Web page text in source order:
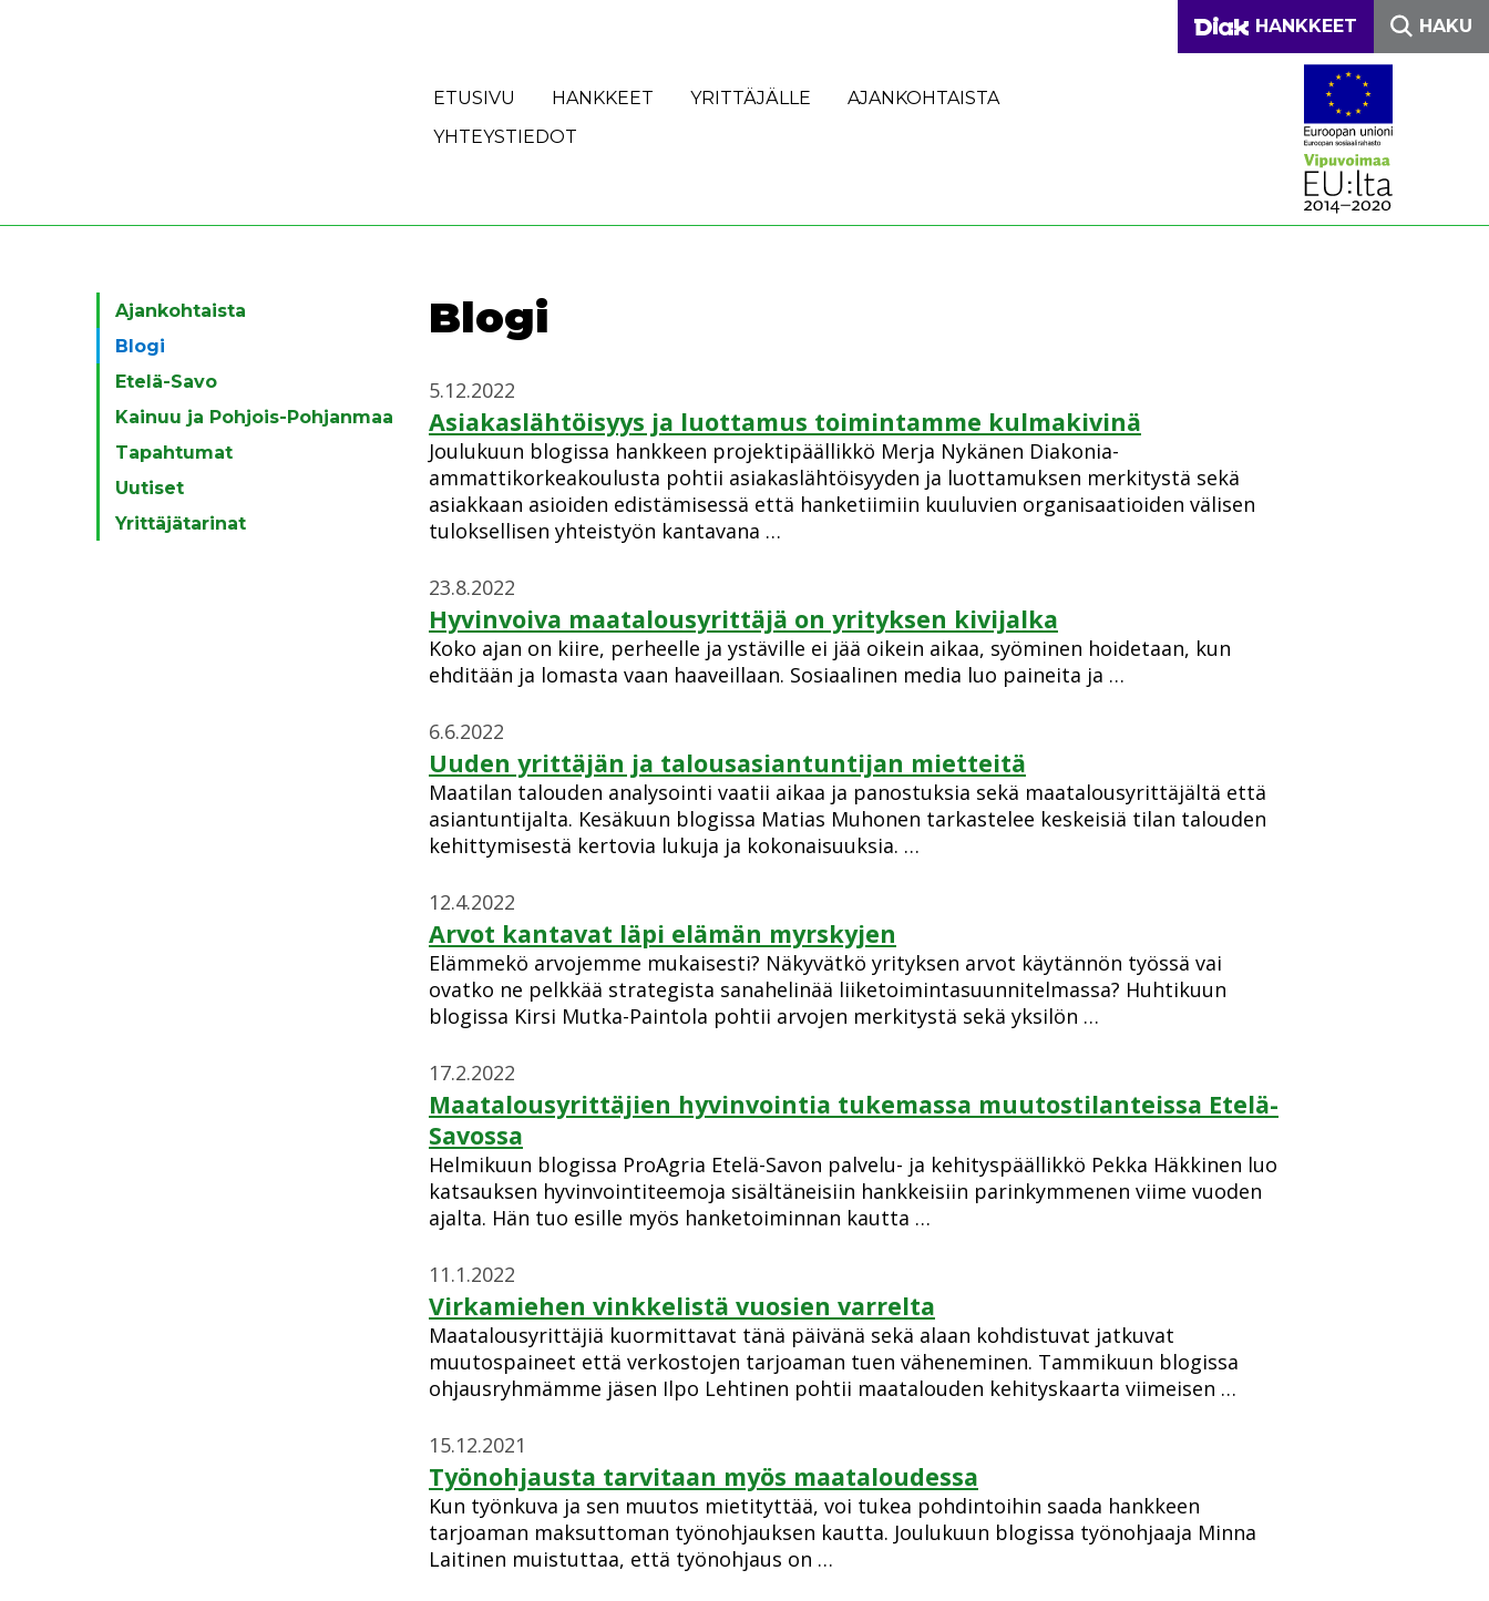
DIAKONIA-
HANKKEET HAKU
ETUSIVU HANKKEET YRITTÄJÄLLE
AJANKOHTAISTA
YHTEYSTIEDOT
Blogi
5.12.2022
Asiakaslähtöisyys ja luottamus toimintamme kulmakivinä
Joulukuun blogissa hankkeen projektipäällikkö Merja Nykänen Diakonia-
ammattikorkeakoulusta pohtii asiakaslähtöisyyden ja luottamuksen merkitystä sekä
asiakkaan asioiden edistämisessä että hanketiimiin kuuluvien organisaatioiden välisen
tuloksellisen yhteistyön kantavana …
23.8.2022
Hyvinvoiva maatalousyrittäjä on yrityksen kivijalka
Koko ajan on kiire, perheelle ja ystäville ei jää oikein aikaa, syöminen hoidetaan, kun
ehditään ja lomasta vaan haaveillaan. Sosiaalinen media luo paineita ja …
6.6.2022
Uuden yrittäjän ja talousasiantuntijan mietteitä
Maatilan talouden analysointi vaatii aikaa ja panostuksia sekä maatalousyrittäjältä että
asiantuntijalta. Kesäkuun blogissa Matias Muhonen tarkastelee keskeisiä tilan talouden
kehittymisestä kertovia lukuja ja kokonaisuuksia. …
12.4.2022
Arvot kantavat läpi elämän myrskyjen
Elämmekö arvojemme mukaisesti? Näkyvätkö yrityksen arvot käytännön työssä vai
ovatko ne pelkkää strategista sanahelinää liiketoimintasuunnitelmassa? Huhtikuun
blogissa Kirsi Mutka-Paintola pohtii arvojen merkitystä sekä yksilön …
17.2.2022
Maatalousyrittäjien hyvinvointia tukemassa muutostilanteissa Etelä-
Savossa
Helmikuun blogissa ProAgria Etelä-Savon palvelu- ja kehityspäällikkö Pekka Häkkinen luo
katsauksen hyvinvointiteemoja sisältäneisiin hankkeisiin parinkymmenen viime vuoden
ajalta. Hän tuo esille myös hanketoiminnan kautta …
11.1.2022
Virkamiehen vinkkelistä vuosien varrelta
Maatalousyrittäjiä kuormittavat tänä päivänä sekä alaan kohdistuvat jatkuvat
muutospaineet että verkostojen tarjoaman tuen väheneminen. Tammikuun blogissa
ohjausryhmämme jäsen Ilpo Lehtinen pohtii maatalouden kehityskaarta viimeisen …
15.12.2021
Työnohjausta tarvitaan myös maataloudessa
Kun työnkuva ja sen muutos mietityttää, voi tukea pohdintoihin saada hankkeen
tarjoaman maksuttoman työnohjauksen kautta. Joulukuun blogissa työnohjaaja Minna
Laitinen muistuttaa, että työnohjaus on …
Kategoriat
Ajankohtaista
Blogi
Etelä-Savo
Kainuu ja Pohjois-Pohjanmaa
Tapahtumat
Uutiset
Yrittäjätarinat